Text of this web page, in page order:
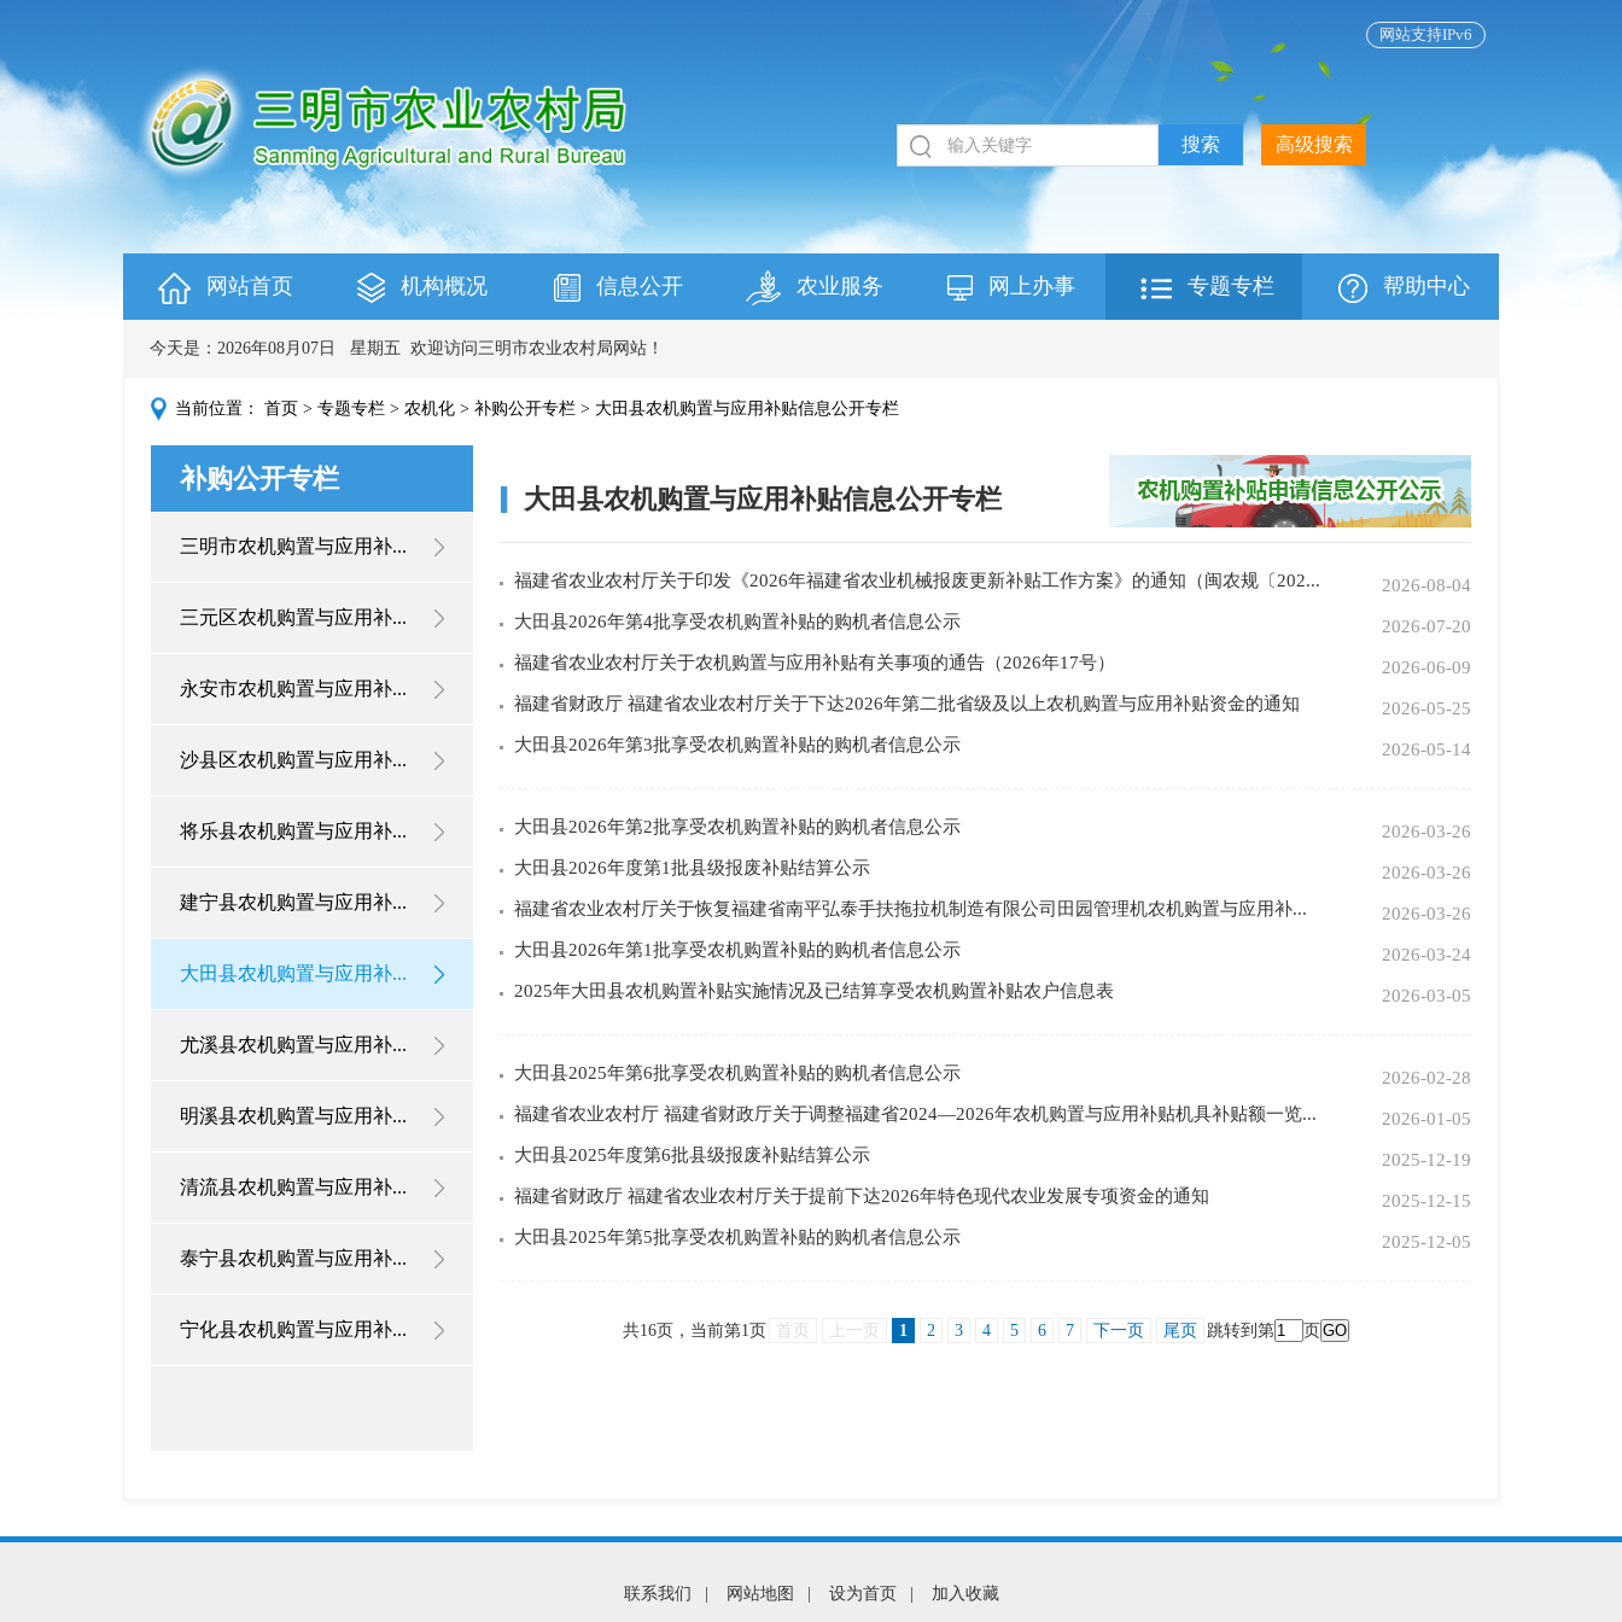
网站支持IPv6
网站首页 机构概况 信息公开 农业服务 网上办事 专题专栏 帮助中心
今天是： 2026年08月07日 星期五 欢迎访问三明市农业农村局网站！
当前位置： 首页 > 专题专栏 > 农机化 > 补购公开专栏 > 大田县农机购置与应用补贴信息公开专栏
补购公开专栏
三明市农机购置与应用补...
三元区农机购置与应用补...
永安市农机购置与应用补...
沙县区农机购置与应用补...
将乐县农机购置与应用补...
建宁县农机购置与应用补...
大田县农机购置与应用补...
尤溪县农机购置与应用补...
明溪县农机购置与应用补...
清流县农机购置与应用补...
泰宁县农机购置与应用补...
宁化县农机购置与应用补...
大田县农机购置与应用补贴信息公开专栏
2026-08-04
福建省农业农村厅关于印发《2026年福建省农业机械报废更新补贴工作方案》的通知（闽农规〔202...
2026-07-20
大田县2026年第4批享受农机购置补贴的购机者信息公示
2026-06-09
福建省农业农村厅关于农机购置与应用补贴有关事项的通告（2026年17号）
2026-05-25
福建省财政厅 福建省农业农村厅关于下达2026年第二批省级及以上农机购置与应用补贴资金的通知
2026-05-14
大田县2026年第3批享受农机购置补贴的购机者信息公示
2026-03-26
大田县2026年第2批享受农机购置补贴的购机者信息公示
2026-03-26
大田县2026年度第1批县级报废补贴结算公示
2026-03-26
福建省农业农村厅关于恢复福建省南平弘泰手扶拖拉机制造有限公司田园管理机农机购置与应用补...
2026-03-24
大田县2026年第1批享受农机购置补贴的购机者信息公示
2026-03-05
2025年大田县农机购置补贴实施情况及已结算享受农机购置补贴农户信息表
2026-02-28
大田县2025年第6批享受农机购置补贴的购机者信息公示
2026-01-05
福建省农业农村厅 福建省财政厅关于调整福建省2024—2026年农机购置与应用补贴机具补贴额一览...
2025-12-19
大田县2025年度第6批县级报废补贴结算公示
2025-12-15
福建省财政厅 福建省农业农村厅关于提前下达2026年特色现代农业发展专项资金的通知
2025-12-05
大田县2025年第5批享受农机购置补贴的购机者信息公示
共16页，当前第1页 首页 上一页 1 2 3 4 5 6 7 下一页 尾页 跳转到第 页 GO
联系我们 网站地图 设为首页 加入收藏